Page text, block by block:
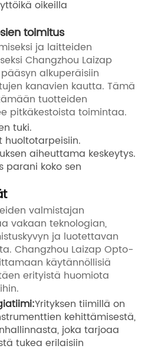
oikeilla
toimitus
ja laitteiden
Changzhou Laizap
alkuperäisiin
kanavien kautta. Tämä
tuotteiden
pitkäkestoista toimintaa.
tuki.
huoltotarpeisiin.
aiheuttama keskeytys.
parani koko sen
valmistajan
vakaan teknologian,
ja luotettavan
Changzhou Laizap Opto-
käytännöllisiä
erityistä huomiota
Yrityksen tiimillä on
kehittämisestä,
joka tarjoaa
tukea erilaisiin